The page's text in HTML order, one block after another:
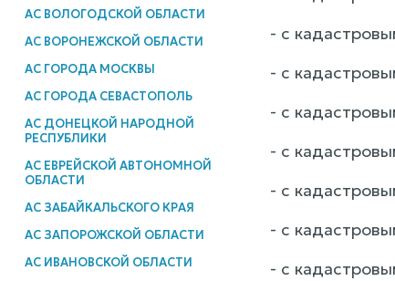
АС ВОЛОГОДСКОЙ ОБЛАСТИ
АС ВОРОНЕЖСКОЙ ОБЛАСТИ
АС ГОРОДА МОСКВЫ
АС ГОРОДА СЕВАСТОПОЛЬ
АС ДОНЕЦКОЙ НАРОДНОЙ
РЕСПУБЛИКИ
АС ЕВРЕЙСКОЙ АВТОНОМНОЙ
ОБЛАСТИ
АС ЗАБАЙКАЛЬСКОГО КРАЯ
АС ЗАПОРОЖСКОЙ ОБЛАСТИ
АС ИВАНОВСКОЙ ОБЛАСТИ
- с
- с
- с
- с
- с
- с
- с